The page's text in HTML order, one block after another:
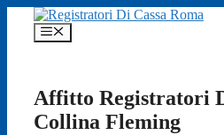
contenuto
Menu
Affitto Registratori
Collina Fleming